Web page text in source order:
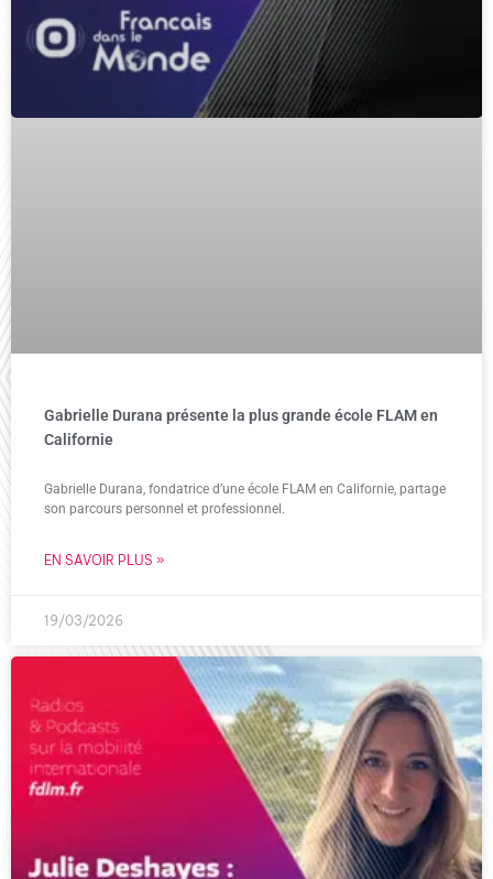
Gabrielle Durana présente la plus grande école FLAM en
Californie
Gabrielle Durana, fondatrice d’une école FLAM en Californie, partage
son parcours personnel et professionnel.
EN SAVOIR PLUS »
19/03/2026